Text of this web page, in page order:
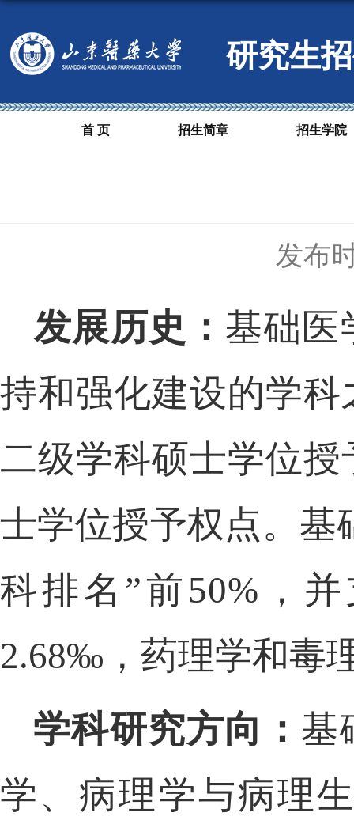
研究生
首 页 招生简章 招生学院
发布
发展历史： 基础医
持和强化建设的学科
二级学科硕士学位
士学位授予权点。基
科排名 ”前50%，
2.68‰，药理学和毒
学科研究方向： 基
学、病理学与病理